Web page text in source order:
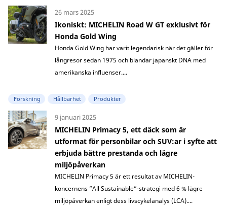
26 mars 2025
Ikoniskt: MICHELIN Road W GT exklusivt för
Honda Gold Wing
Honda Gold Wing har varit legendarisk när det gäller för
långresor sedan 1975 och blandar japanskt DNA med
amerikanska influenser....
Forskning Hållbarhet Produkter
9 januari 2025
MICHELIN Primacy 5, ett däck som är
utformat för personbilar och SUV:ar i syfte att
erbjuda bättre prestanda och lägre
miljöpåverkan
MICHELIN Primacy 5 är ett resultat av MICHELIN-
koncernens ”All Sustainable”-strategi med 6 % lägre
miljöpåverkan enligt dess livscykelanalys (LCA)....